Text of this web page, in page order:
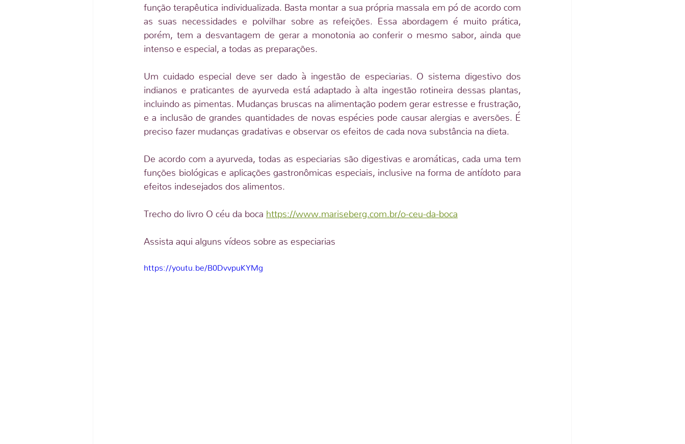
função terapêutica individualizada. Basta montar a sua própria massala em pó de acordo com
as suas necessidades e polvilhar sobre as refeições. Essa abordagem é muito prática,
porém, tem a desvantagem de gerar a monotonia ao conferir o mesmo sabor, ainda que
intenso e especial, a todas as preparações.
Um cuidado especial deve ser dado à ingestão de especiarias. O sistema digestivo dos
indianos e praticantes de ayurveda está adaptado à alta ingestão rotineira dessas plantas,
incluindo as pimentas. Mudanças bruscas na alimentação podem gerar estresse e frustração,
e a inclusão de grandes quantidades de novas espécies pode causar alergias e aversões. É
preciso fazer mudanças gradativas e observar os efeitos de cada nova substância na dieta.
De acordo com a ayurveda, todas as especiarias são digestivas e aromáticas, cada uma tem
funções biológicas e aplicações gastronômicas especiais, inclusive na forma de antídoto para
efeitos indesejados dos alimentos.
Trecho do livro O céu da boca https://www.mariseberg.com.br/o-ceu-da-boca
Assista aqui alguns vídeos sobre as especiarias
https://youtu.be/B0DvvpuKYMg